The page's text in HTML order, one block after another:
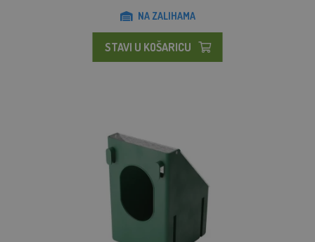
NA ZALIHAMA
STAVI U KOŠARICU